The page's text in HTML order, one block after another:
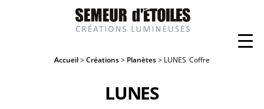
Accueil>Créations> Planètes> LUNES Coffre
LUNES